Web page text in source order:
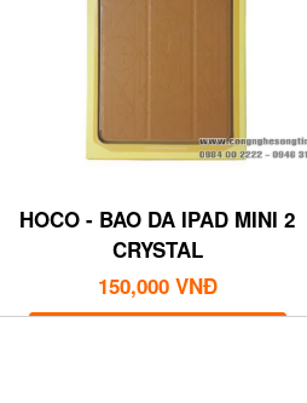
HOCO - BAO DA IPAD MINI 2
CRYSTAL
150,000 VNĐ